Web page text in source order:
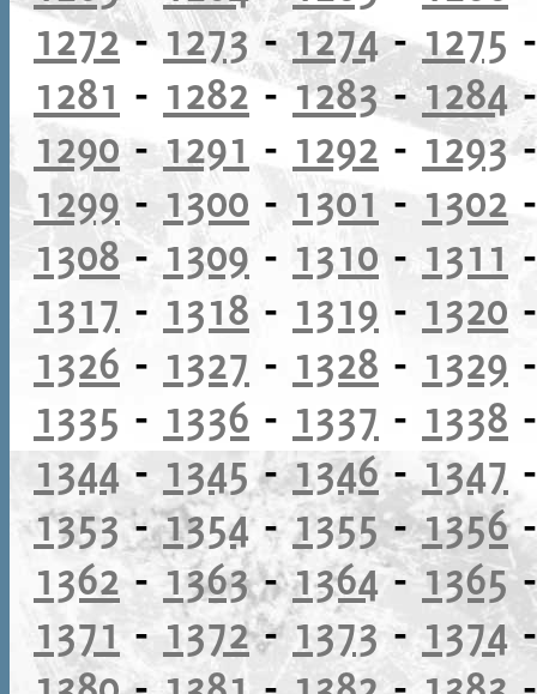
1272- 1273-1274-1275
1281 - 1282-1283-1284
1290- 1291 - 1292 - 1293
1299- 1300 - 1301 - 1302
1308- 1309 - 1310 - 1311
1317 - 1318 - 1319 - 1320
1326 - 1327 - 1328 - 1329
1335 - 1336 - 1337 - 1338
1344 - 1345 -1346-1347
1353-1354-1355-1356
1362 - 1363-1364-1365
1371 - 1372-1373- 1374